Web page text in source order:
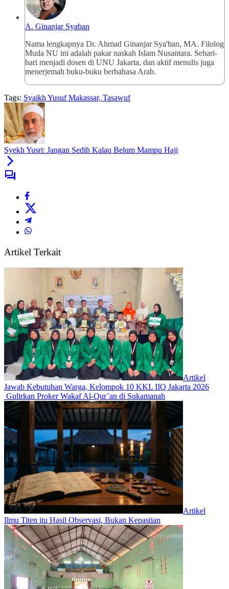
A. Ginanjar Syaban
Nama lengkapnya Dr. Ahmad Ginanjar Sya'ban, MA. Filolog
Muda NU ini adalah pakar naskah Islam Nusantara. Sehari-
hari menjadi dosen di UNU Jakarta, dan aktif menulis juga
menerjemah buku-buku berbahasa Arab.
Tags: Syaikh Yusuf Makassar, Tasawuf
Syekh Yusri: Jangan Sedih Kalau Belum Mampu Haji
Artikel Terkait
Artikel
Jawab Kebutuhan Warga, Kelompok 10 KKL IIQ Jakarta 2026
Gulirkan Proker Wakaf Al-Qur’an di Sukamanah
Artikel
Ilmu Titen itu Hasil Observasi, Bukan Kepastian